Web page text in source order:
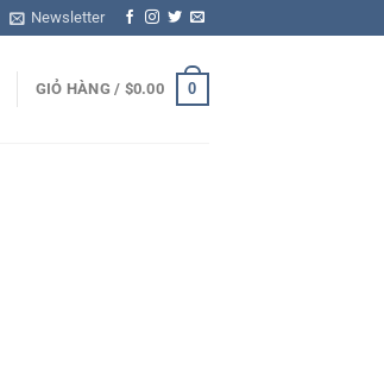
Newsletter
GIỎ HÀNG / $0.00 0